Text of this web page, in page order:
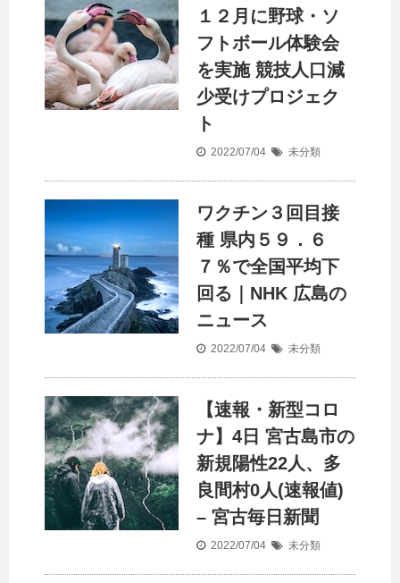
１２月に野球・ソ
フトボール体験会
を実施 競技人口 減
少受けプロジェク
ト
2022/07/04 未分類
ワクチン３回目接
種 県内５９．６
７％で全国平均下
回る｜NHK 広島の
ニュース
2022/07/04 未分類
【速報・新型コロ
ナ】4日 宮古島市の
新規陽性22人、多
良間村0人(速報値)
– 宮古毎日新聞
2022/07/04 未分類